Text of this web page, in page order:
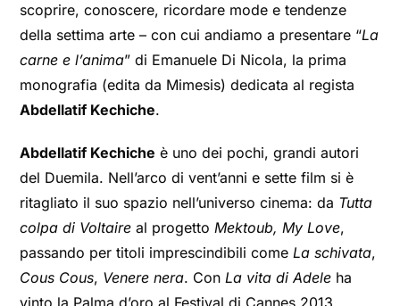
scoprire, conoscere, ricordare mode e tendenze
della settima arte – con cui andiamo a presentare “La
carne e l’anima” di Emanuele Di Nicola, la prima
monografia (edita da Mimesis) dedicata al regista
Abdellatif Kechiche.
Abdellatif Kechiche è uno dei pochi, grandi autori
del Duemila. Nell’arco di vent’anni e sette film si è
ritagliato il suo spazio nell’universo cinema: da Tutta
colpa di Voltaire al progettoMektoub, My Love,
passando per titoli imprescindibili comeLa schivata,
Cous Cous, Venere nera. ConLa vita di Adele ha
vinto la Palma d’oro al Festival di Cannes 2013.